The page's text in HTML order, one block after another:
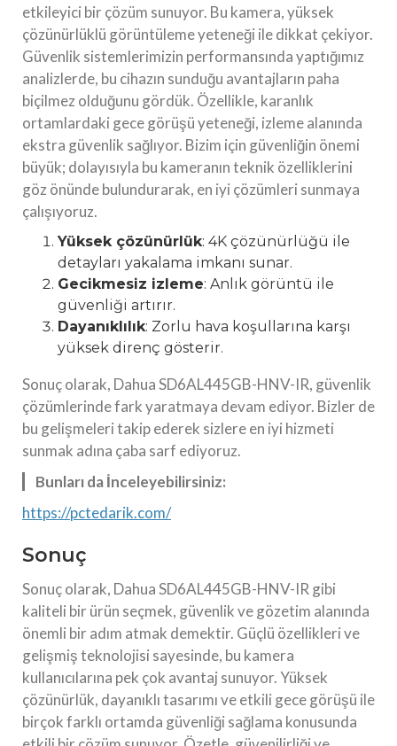
etkileyici bir çözüm sunuyor. Bu kamera, yüksek
çözünürlüklü görüntüleme yeteneği ile dikkat çekiyor.
Güvenlik sistemlerimizin performansında yaptığımız
analizlerde, bu cihazın sunduğu avantajların paha
biçilmez olduğunu gördük. Özellikle, karanlık
ortamlardaki gece görüşü yeteneği, izleme alanında
ekstra güvenlik sağlıyor. Bizim için güvenliğin önemi
büyük; dolayısıyla bu kameranın teknik özelliklerini
göz önünde bulundurarak, en iyi çözümleri sunmaya
çalışıyoruz.
Yüksek çözünürlük: 4K çözünürlüğü ile
detayları yakalama imkanı sunar.
Gecikmesiz izleme: Anlık görüntü ile
güvenliği artırır.
Dayanıklılık: Zorlu hava koşullarına karşı
yüksek direnç gösterir.
Sonuç olarak, Dahua SD6AL445GB-HNV-IR, güvenlik
çözümlerinde fark yaratmaya devam ediyor. Bizler de
bu gelişmeleri takip ederek sizlere en iyi hizmeti
sunmak adına çaba sarf ediyoruz.
Bunları da İnceleyebilirsiniz:
https://pctedarik.com/
Sonuç
Sonuç olarak, Dahua SD6AL445GB-HNV-IR gibi
kaliteli bir ürün seçmek, güvenlik ve gözetim alanında
önemli bir adım atmak demektir. Güçlü özellikleri ve
gelişmiş teknolojisi sayesinde, bu kamera
kullanıcılarına pek çok avantaj sunuyor. Yüksek
çözünürlük, dayanıklı tasarımı ve etkili gece görüşü ile
birçok farklı ortamda güvenliği sağlama konusunda